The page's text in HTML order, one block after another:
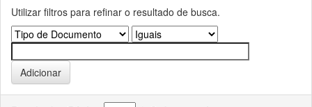
Utilizar filtros para refinar o resultado de busca.